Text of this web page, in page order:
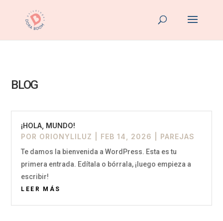
BLOG
¡HOLA, MUNDO!
POR ORIONYLILUZ FEB 14, 2026 PAREJAS
Te damos la bienvenida a WordPress. Esta es tu
primera entrada. Edítala o bórrala, ¡luego empieza a
escribir!
LEER MÁS